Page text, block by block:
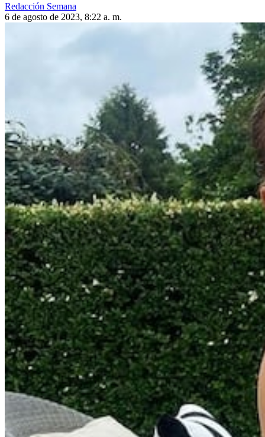
Redacción Semana
6 de agosto de 2023, 8:22 a. m.